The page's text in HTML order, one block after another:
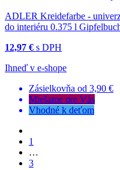
ADLER Kreidefarbe -
do interiéru 0.375 l
12,97 € s DPH
Ihneď v e-shope
Zásielkovňa od 3,90 €
Miešame pre Vás
Vhodné k deťom
1
…
3